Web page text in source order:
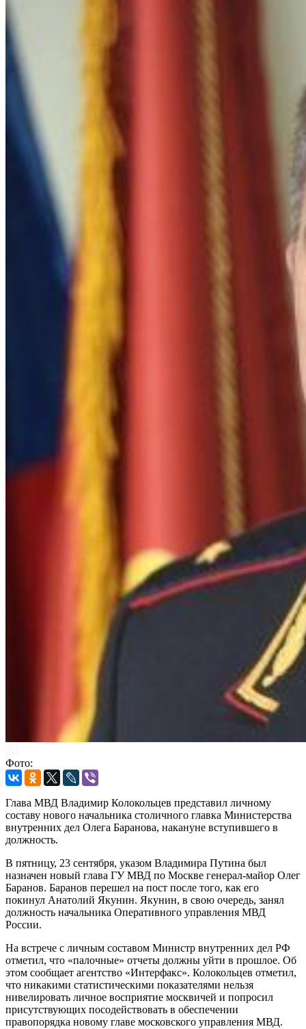
Фото:
Глава МВД Владимир Колокольцев представил личному
составу нового начальника столичного главка Министерства
внутренних дел Олега Баранова, накануне вступившего в
должность.
В пятницу, 23 сентября, указом Владимира Путина был
назначен новый глава ГУ МВД по Москве генерал-майор Олег
Баранов. Баранов перешел на пост после того, как его
покинул Анатолий Якунин. Якунин, в свою очередь, занял
должность начальника Оперативного управления МВД
России.
На встрече с личным составом Министр внутренних дел РФ
отметил, что «палочные» отчеты должны уйти в прошлое. Об
этом сообщает агентство «Интерфакс». Колокольцев отметил,
что никакими статистическими показателями нельзя
нивелировать личное восприятие москвичей и попросил
присутствующих посодействовать в обеспечении
правопорядка новому главе московского управления МВД.